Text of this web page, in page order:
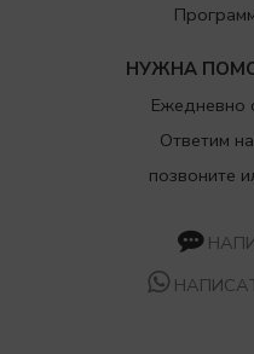
НУЖНА
Ежедневно
Ответим
позвоните